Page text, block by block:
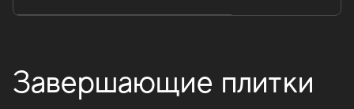
Завершающие плитки